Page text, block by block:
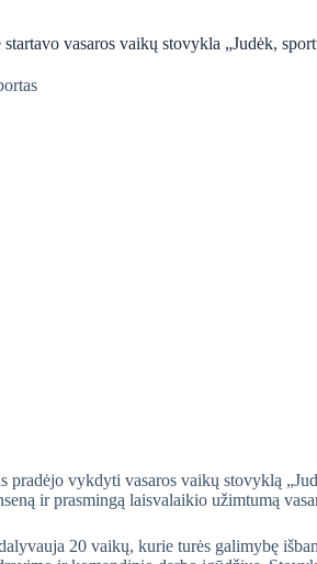
startavo vasaros vaikų stovykla „Judėk,
pradėjo vykdyti vasaros vaikų stovyklą
ir prasmingą laisvalaikio užimtumą
20 vaikų, kurie turės galimybę